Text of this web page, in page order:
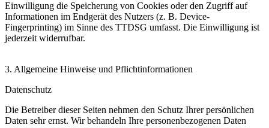
Einwilligung die Speicherung von Cookies oder den Zugriff auf
Informationen im Endgerät des Nutzers (z. B. Device-
Fingerprinting) im Sinne des TTDSG umfasst. Die Einwilligung ist
jederzeit widerrufbar.
3. Allgemeine Hinweise und Pflichtinformationen
Datenschutz
Die Betreiber dieser Seiten nehmen den Schutz Ihrer persönlichen
Daten sehr ernst. Wir behandeln Ihre personenbezogenen Daten